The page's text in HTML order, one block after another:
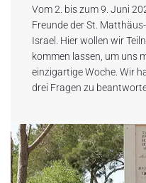
Vom 2. bis zum 9. Juni
Freunde der St.
Israel. Hier wollen wir
kommen lassen, um uns
einzigartige Woche. Wir
drei Fragen zu